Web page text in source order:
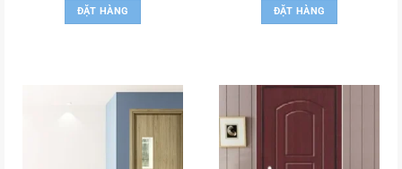
ĐẶT HÀNG ĐẶT HÀNG